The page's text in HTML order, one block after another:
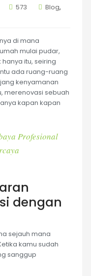
573 Blog,
di mana
mulai pudar,
itu, seiring
ada ruang-ruang
kenyamanan
merenovasi sebuah
kapan kapan
Profesional
dengan
sejauh mana
kamu sudah
sanggup